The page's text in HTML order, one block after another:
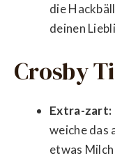
die
deinen
Crosby
Extra-zart:
weiche das
etwas Milch